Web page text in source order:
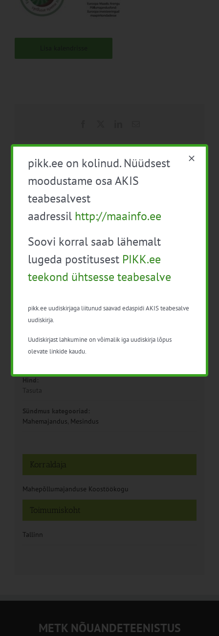
Mahemajanduse infopäev
Kuupäev:
Aeg:
Hind:
Tasuta
Sündmus kategooriad:
Mahemajandus, Mesindus
Toimumiskoht
Tallinn
Korraldaja
Mahepõllumajanduse Koostöökogu
METK NÕUANDETEENISTUS
pikk.ee on kolinud. Nüüdsest
moodustame osa AKIS
teabesalvest
aadressil http://maainfo.ee
Soovi korral saab lähemalt
lugeda postitusest PIKK.ee
teekond ühtsesse teabesalve
pikk.ee uudiskirjaga liitunud saavad edaspidi AKIS teabesalve
uudiskirja.
Uudiskirjast lahkumine on võimalik iga uudiskirja lõpus
olevate linkide kaudu.